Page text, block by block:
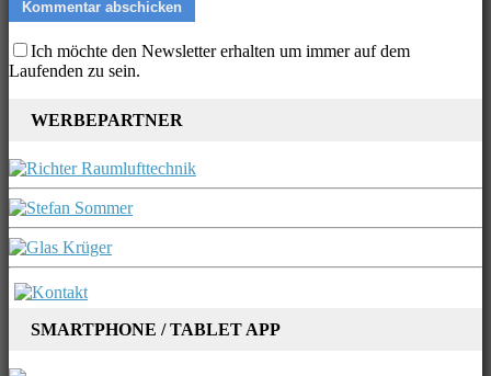
Ich möchte den Newsletter erhalten um immer auf dem
Laufenden zu sein.
WERBEPARTNER
SMARTPHONE / TABLET APP